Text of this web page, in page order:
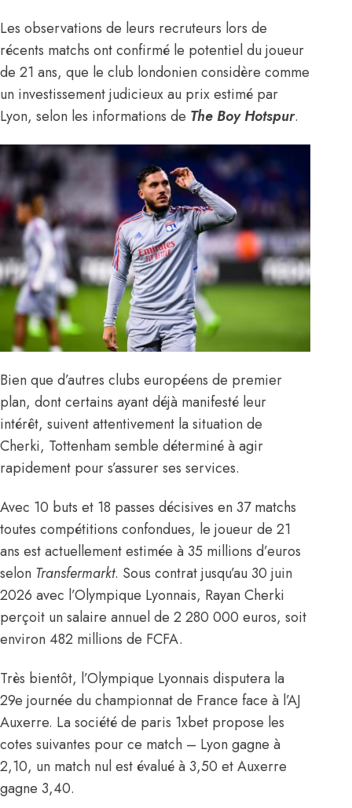
Les observations de leurs recruteurs lors de
récents matchs ont confirmé le potentiel du joueur
de 21 ans, que le club londonien considère comme
un investissement judicieux au prix estimé par
Lyon, selon les informations de The Boy Hotspur.
Bien que d’autres clubs européens de premier
plan, dont certains ayant déjà manifesté leur
intérêt, suivent attentivement la situation de
Cherki, Tottenham semble déterminé à agir
rapidement pour s’assurer ses services.
Avec 10 buts et 18 passes décisives en 37 matchs
toutes compétitions confondues, le joueur de 21
ans est actuellement estimée à 35 millions d’euros
selon Transfermarkt. Sous contrat jusqu’au 30 juin
2026 avec l’Olympique Lyonnais, Rayan Cherki
perçoit un salaire annuel de 2 280 000 euros, soit
environ 482 millions de FCFA.
Très bientôt, l’Olympique Lyonnais disputera la
29e journée du championnat de France face à l’AJ
Auxerre. La société de paris 1xbet propose les
cotes suivantes pour ce match – Lyon gagne à
2,10, un match nul est évalué à 3,50 et Auxerre
gagne 3,40.